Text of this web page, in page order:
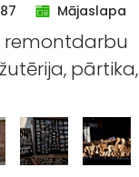
noma
Mājaslapa
remontdarbu
pārtika,